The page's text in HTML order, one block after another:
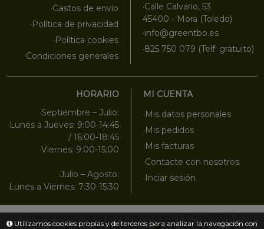
·Gastos de envío
·Política de privacidad
·Política cookies
·Condiciones generales
·Calle Calvario, 53
45400 - Mora (Toledo)
·info@greentbo.es
·825 750 079 (Telf. gratuito)
HORARIO
·Septiembre – Julio:
·Lunes a Jueves: 9:00-14:45
/ 16:00-18:45
·Viernes: 9:00-15:00
·Julio – Agosto:
·Lunes a Viernes: 7:30-15:30
MI CUENTA
·Mis datos personales
·Mis pedidos
·Mis facturas
·Contacte con nosotros
·Inciar sesión
Utilizamos cookies propias y de terceros para analizar la navegación con